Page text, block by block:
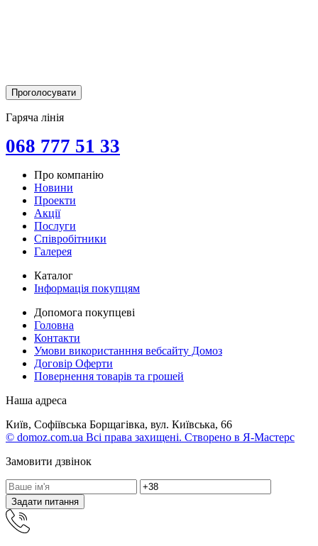
Гаряча лінія
068 777 51 33
Про компанію
Новини
Проекти
Акції
Послуги
Співробітники
Галерея
Каталог
Інформація покупцям
Допомога покупцеві
Головна
Контакти
Умови використанння вебсайту Домоз
Договір Оферти
Повернення товарів та грошей
Наша адреса
Київ, Софіївська Борщагівка, вул. Київська, 66
© domoz.com.ua Всі права захищені. Створено в Я-Мастерс
Замовити дзвінок
Задати питання